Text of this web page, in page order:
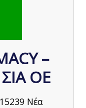
–
ΟΕ
Νέα